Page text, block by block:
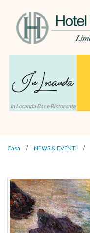
In Locanda Bar e Ristorante
Casa NEWS & EVENTI